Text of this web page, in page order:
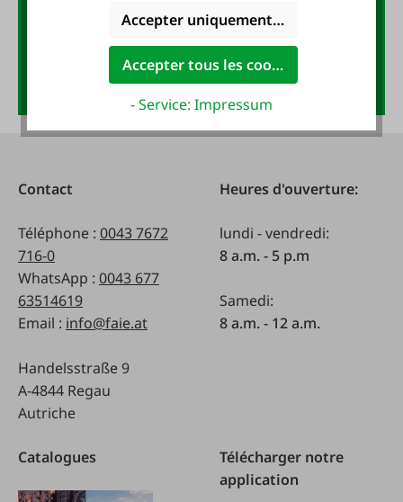
Anmelden
Contact
Téléphone : 0043 7672
716-0
WhatsApp : 0043 677
63514619
Email : info@faie.at
Handelsstraße 9
A-4844 Regau
Autriche
Heures d'ouverture:
lundi - vendredi:
8 a.m. - 5 p.m
Samedi:
8 a.m. - 12 a.m.
Catalogues
Télécharger notre
application
Accepter uniquement les cookies
Accepter tous les cookies
- Service: Impressum